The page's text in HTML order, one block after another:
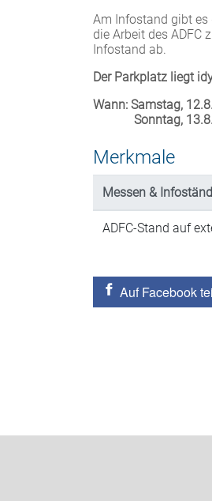
Am Infostand gibt
die Arbeit des ADFC
Infostand ab.
Der Parkplatz liegt
Wann: Samstag,
Sonntag,
Merkmale
Messen &
ADFC-Stand auf
Auf Facebook